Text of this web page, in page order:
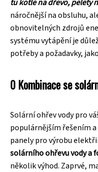
tu kotle na dřevo, pelety
náročnější na obsluhu,
obnovitelných zdrojů
systému vytápění je
potřeby a požadavky,
0 Kombinace se
Solární ohřev vody pro
populárnějším řešením
panely pro výrobu
solárního ohřevu vody a
několik výhod. Zaprvé,